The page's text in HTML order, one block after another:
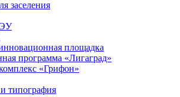
заселения
площадка
программа «Лигаград»­­
«Грифон»
типография